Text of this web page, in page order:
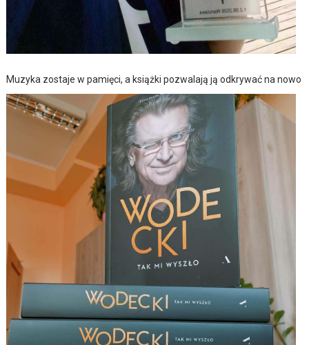
Muzyka zostaje w pamięci, a książki pozwalają ją odkrywać na nowo